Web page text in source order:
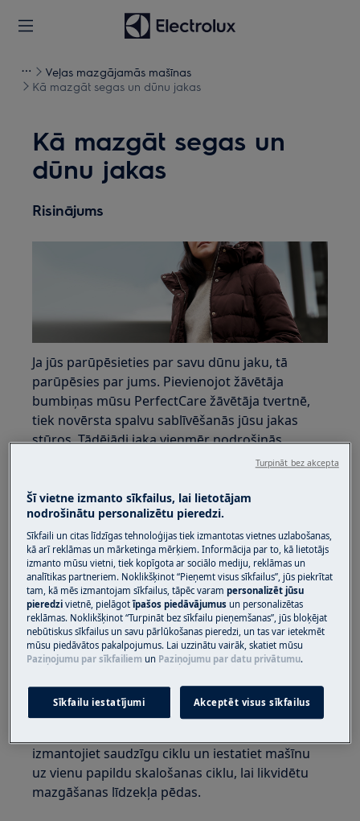
Veļas mazgājamās mašīnas
Kā mazgāt segas un dūnu jakas
Kā mazgāt segas un
dūnu jakas
Risinājums
Ja jūs parūpēsieties par savu dūnu jaku, tā
parūpēsies par jums. Pievienojot žāvētāja
bumbiņas mūsu PerfectCare žāvētāja tvertnē,
tiek novērsta spalvu sablīvēšanās jūsu jakas
stūros. Tādējādi jaka vienmēr nodrošinās
1. Izmantojiet zemu temperatūru dūnu
mazgāšanai
izmantojiet saudzīgu ciklu un iestatiet mašīnu
uz vienu papildu skalošanas ciklu, lai likvidētu
mazgāšanas līdzekļa pēdas.
Šī vietne izmanto sīkfailus, lai lietotājam
nodrošinātu personalizētu pieredzi.
Sīkfaili un citas līdzīgas tehnoloģijas tiek izmantotas vietnes uzlabošanas,
kā arī reklāmas un mārketinga mērķiem. Informācija par to, kā lietotājs
izmanto mūsu vietni, tiek kopīgota ar sociālo mediju, reklāmas un
analītikas partneriem. Noklikšķinot “Pieņemt visus sīkfailus”, jūs piekrītat
tam, kā mēs izmantojam sīkfailus, tāpēc varampersonalizēt jūsu
pieredzivietnē, pielāgotīpašos piedāvājumus un personalizētas
reklāmas. Noklikšķinot “Turpināt bez sīkfailu pieņemšanas”, jūs bloķējat
nebūtiskus sīkfailus un savu pārlūkošanas pieredzi, un tas var ietekmēt
mūsu piedāvātos pakalpojumus. Lai uzzinātu vairāk, skatiet mūsu
Paziņojumu par sīkfailiem un Paziņojumu par datu privātumu.
Sīkfailu iestatījumi Akceptēt visus sīkfailus
Turpināt bez akcepta